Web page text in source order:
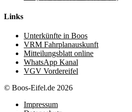
Links
Unterkünfte in Boos
VRM Fahrplanauskunft
Mitteilungsblatt online
WhatsApp Kanal
VGV Vordereifel
© Boos-Eifel.de 2026
Impressum